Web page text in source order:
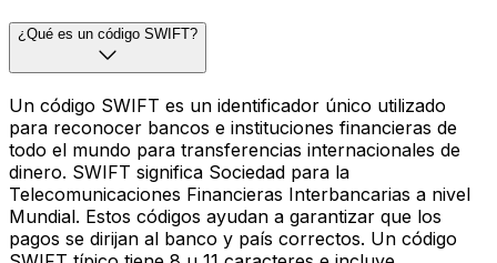
¿Qué es un código SWIFT?
Un código SWIFT es un identificador único utilizado
para reconocer bancos e instituciones financieras de
todo el mundo para transferencias internacionales de
dinero. SWIFT significa Sociedad para la
Telecomunicaciones Financieras Interbancarias a nivel
Mundial. Estos códigos ayudan a garantizar que los
pagos se dirijan al banco y país correctos. Un código